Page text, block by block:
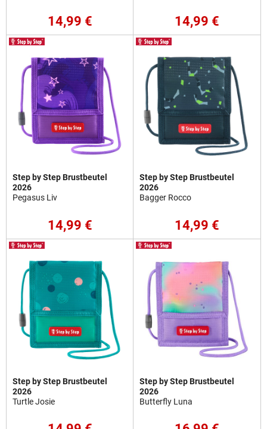
14,99 € 14,99 €
Step by Step Brustbeutel
2026
Pegasus Liv
14,99 €
Step by Step Brustbeutel
2026
Bagger Rocco
14,99 €
Step by Step Brustbeutel
2026
Turtle Josie
Step by Step Brustbeutel
2026
Butterfly Luna